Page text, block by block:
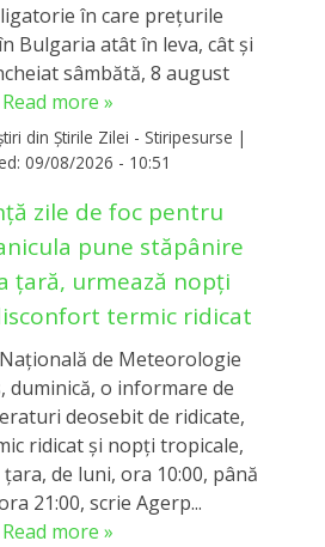
în care preţurile
Bulgaria atât în leva, cât şi
sâmbătă, 8 august
Read more »
din Știrile Zilei - Stiripesurse |
09/08/2026 - 10:51
zile de foc pentru
pune stăpânire
țară, urmează nopți
termic ridicat
de Meteorologie
duminică, o informare de
deosebit de ridicate,
ridicat şi nopţi tropicale,
de luni, ora 10:00, până
21:00, scrie Agerp...
Read more »